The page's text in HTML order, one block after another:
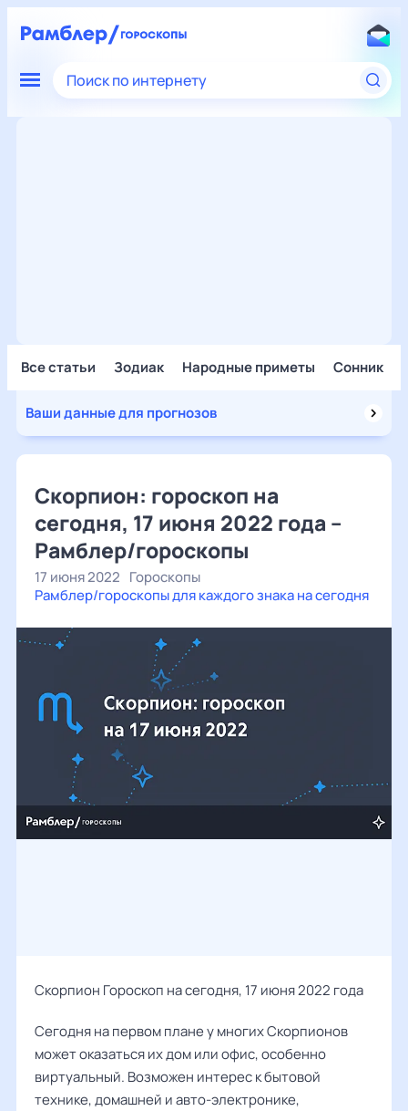
Поиск по интернету
Все статьи Зодиак Народные приметы Сонник
Ваши данные для прогнозов
Скорпион: гороскоп на
сегодня, 17 июня 2022 года –
Рамблер/гороскопы
17 июня 2022 Гороскопы
Рамблер/гороскопы для каждого знака на сегодня
Скорпион Гороскоп на сегодня, 17 июня 2022 года
Сегодня на первом плане у многих Скорпионов
может оказаться их дом или офис, особенно
виртуальный. Возможен интерес к бытовой
технике, домашней и авто-электронике,